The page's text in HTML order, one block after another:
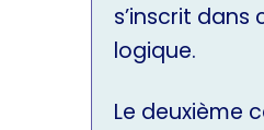
s’inscrit dans
logique.
Le deuxième